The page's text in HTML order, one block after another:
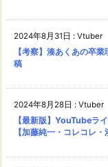
2024年8月31日 : Vtuber
【考察】湊あくあの卒
稿
2024年8月28日 : Vtuber
【最新版】YouTubeラ
【加藤純一・コレコレ・